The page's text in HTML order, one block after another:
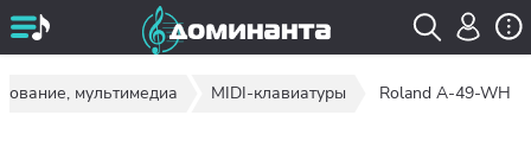
мультимедиа MIDI-клавиатуры Roland A-49-WH